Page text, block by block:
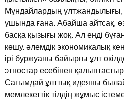
Мұндайлардың
ұшында ғана. Абайша айтсақ,
басқа қызығы жоқ. Ал ендi
көшу, әлемдiк экономикалық
iрi буржуаны байырғы ұлт
этностар есебiнен
Сағымдай ұлттық идеяны
мемлекеттiк тiлдiң жұмыс